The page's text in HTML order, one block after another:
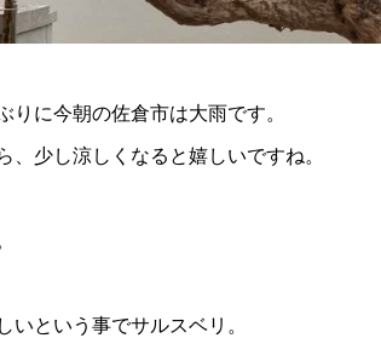
に今朝の佐倉市は大雨です。
少し涼しくなると嬉しいですね。
いという事でサルスベリ。